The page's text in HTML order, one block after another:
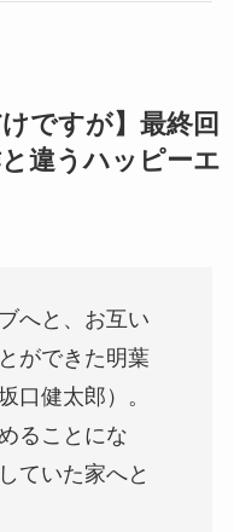
ですが】最終回
違うハッピーエ
へと、お互い
ができた明葉
口健太郎）。
ることにな
ていた家へと